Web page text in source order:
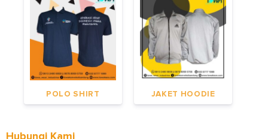
POLO SHIRT JAKET HOODIE
Hubungi Kami